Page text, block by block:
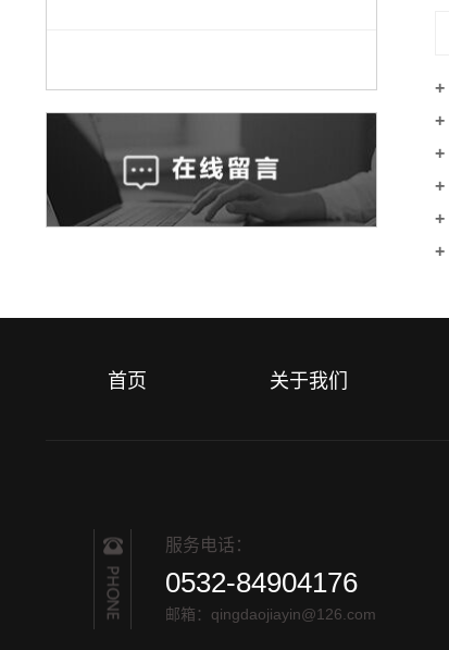
首页 关于我们
服务电话：
0532-84904176
邮箱：qingdaojiayin@126.com